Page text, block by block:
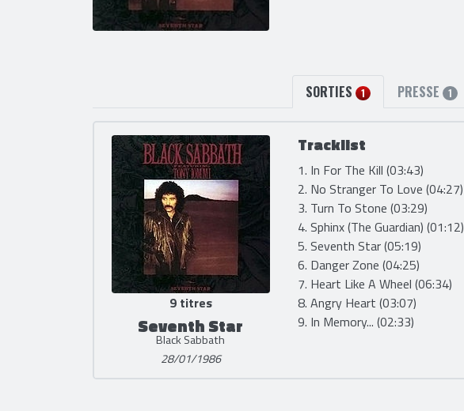
SORTIES 1 PRESSE 1
9 titres
Seventh Star
Black Sabbath
28/01/1986
Tracklist
1. In For The Kill (03:43)
2. No Stranger To Love (04:27)
3. Turn To Stone (03:29)
4. Sphinx (The Guardian) (01:12)
5. Seventh Star (05:19)
6. Danger Zone (04:25)
7. Heart Like A Wheel (06:34)
8. Angry Heart (03:07)
9. In Memory... (02:33)